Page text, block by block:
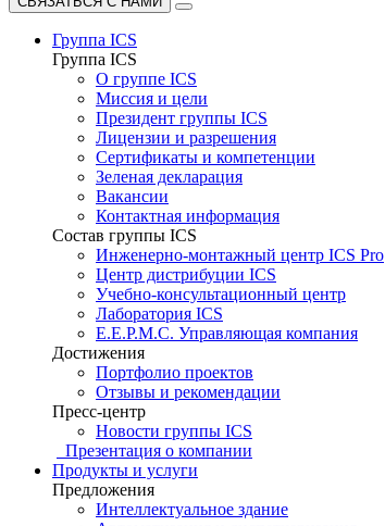
Группа ICS
Группа ICS
О группе ICS
Миссия и цели
Президент группы ICS
Лицензии и разрешения
Сертификаты и компетенции
Зеленая декларация
Вакансии
Контактная информация
Состав группы ICS
Инженерно-монтажный центр ICS Pro
Центр дистрибуции ICS
Учебно-консультационный центр
Лаборатория ICS
E.E.P.M.C. Управляющая компания
Достижения
Портфолио проектов
Отзывы и рекомендации
Пресс-центр
Новости группы ICS
Презентация о компании
Продукты и услуги
Предложения
Интеллектуальное здание